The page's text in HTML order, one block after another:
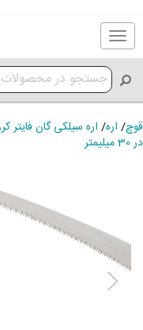
Toggle
navigation
قوچ/ اره/
در 30 میلیمتر